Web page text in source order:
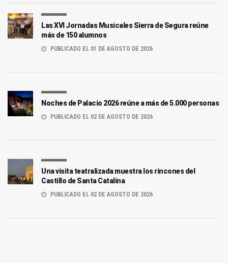
Las XVI Jornadas Musicales Sierra de Segura reúne
más de 150 alumnos
PUBLICADO EL 01 DE AGOSTO DE 2026
Noches de Palacio 2026 reúne a más de 5.000 personas
PUBLICADO EL 02 DE AGOSTO DE 2026
Una visita teatralizada muestra los rincones del
Castillo de Santa Catalina
PUBLICADO EL 02 DE AGOSTO DE 2026